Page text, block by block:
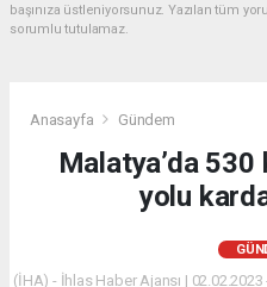
başınıza üstleniyorsunuz. Yazılan tüm
sorumlu tutulamaz.
Anasayfa Gündem
Malatya’da 530
yolu
(İHA) - İhlas Haber Ajansı |